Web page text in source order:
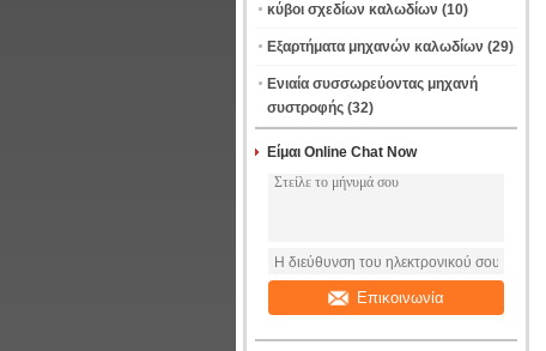
κύβοι σχεδίων καλωδίων (10)
Εξαρτήματα μηχανών καλωδίων (29)
Ενιαία συσσωρεύοντας μηχανή
συστροφής (32)
Είμαι Online Chat Now
Επικοινωνία